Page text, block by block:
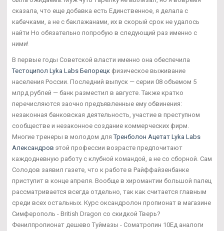
сказала, что еще добавка есть Единственное, я делала с
кабачками, а не с баклажанами, их в скорый срок не удалось
найти Но обязательно попробую в следующий раз именно с
ними!
В первые годы Советской власти именно она обеспечила
Тестоципол Lyka Labs Белорецк физическое выживание
населения России. Последний выпуск — серии 08 объемом 5
млрд рублей — банк разместил в августе. Также кратко
перечисляются заочно предъявленные ему обвинения:
незаконная банковская деятельность, участие в преступном
сообществе и незаконное создание коммерческих фирм.
Многие тренеры в молодом дляТренболон Ацетат Lyka Labs
Александров этой профессии возрасте предпочитают
каждодневную работу с клубной командой, а не со сборной. Сам
Солодов заявил газете, что к работе в Райффайзенбанке
приступит в конце апреля. Вообще в хиромантии большой палец
рассматривается всегда отдельно, так как считается главным
среди всех остальных. Курс оксандролон пропионат в магазине
Симферополь - British Dragon со скидкой Тверь?
Фенилпропионат дешево Туймазы - Cоматропин 10Ед аналоги